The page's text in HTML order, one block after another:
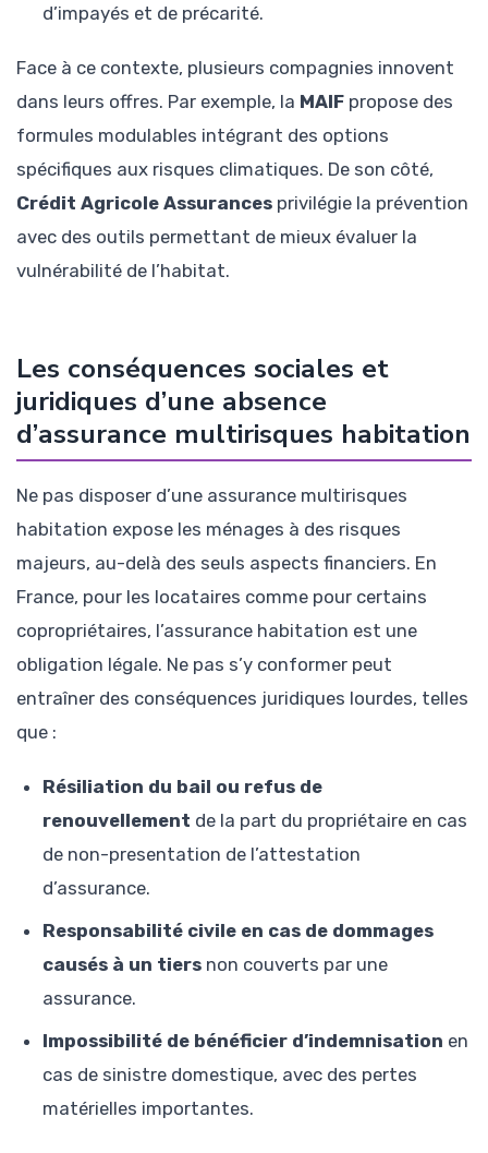
d’impayés et de précarité.
Face à ce contexte, plusieurs compagnies innovent
dans leurs offres. Par exemple, la MAIF propose des
formules modulables intégrant des options
spécifiques aux risques climatiques. De son côté,
Crédit Agricole Assurances privilégie la prévention
avec des outils permettant de mieux évaluer la
vulnérabilité de l’habitat.
Les conséquences sociales et
juridiques d’une absence
d’assurance multirisques habitation
Ne pas disposer d’une assurance multirisques
habitation expose les ménages à des risques
majeurs, au-delà des seuls aspects financiers. En
France, pour les locataires comme pour certains
copropriétaires, l’assurance habitation est une
obligation légale. Ne pas s’y conformer peut
entraîner des conséquences juridiques lourdes, telles
que :
Résiliation du bail ou refus de
renouvellement de la part du propriétaire en cas
de non-presentation de l’attestation
d’assurance.
Responsabilité civile en cas de dommages
causés à un tiers non couverts par une
assurance.
Impossibilité de bénéficier d’indemnisation en
cas de sinistre domestique, avec des pertes
matérielles importantes.